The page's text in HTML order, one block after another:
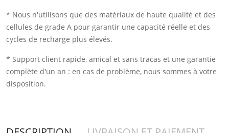
* Nous n'utilisons que des matériaux de haute qualité et des
cellules de grade A pour garantir une capacité réelle et des
cycles de recharge plus élevés.
* Support client rapide, amical et sans tracas et une garantie
complète d'un an : en cas de problème, nous sommes à votre
disposition.